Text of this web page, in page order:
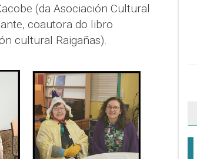
(da Asociación Cultural
coautora do libro
cultural Raigañas).